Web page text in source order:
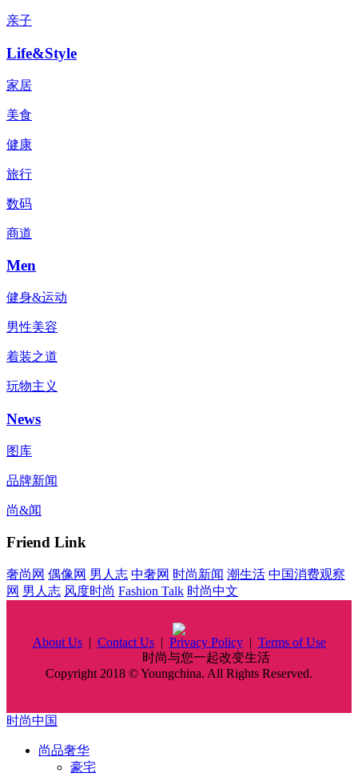
亲子
Life&Style
家居
美食
健康
旅行
数码
商道
Men
健身&运动
男性美容
着装之道
玩物主义
News
图库
品牌新闻
尚&闻
Friend Link
奢尚网 偶像网 男人志 中奢网 时尚新闻 潮生活 中国消费观察
网 男人志 风度时尚 Fashion Talk 时尚中文
About Us| Contact Us| Privacy Policy| Terms of Use
时尚与您一起改变生活
Copyright 2018 © Youngchina. All Rights Reserved.
时尚中国
尚品奢华
豪宅